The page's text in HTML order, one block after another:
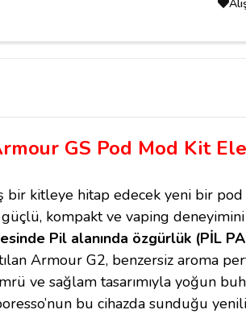
GS Pod Mod Kit
bir kitleye hitap edecek yeni bir
kompakt ve vaping
Pil alanında özgürlük (PİL
Armour G2, benzersiz aroma
ve sağlam tasarımıyla yoğun
bu cihazda sunduğu